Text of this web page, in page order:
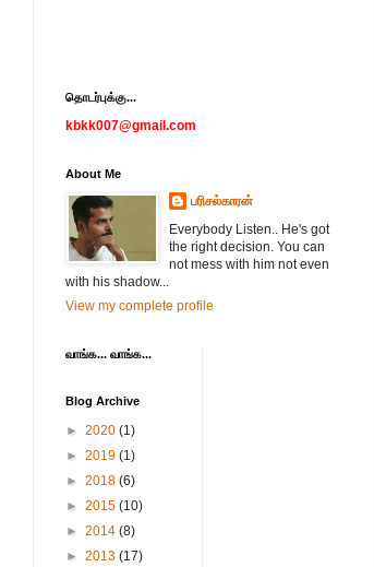
தொடர்புக்கு...
kbkk007@gmail.com
About Me
பரிசல்காரன்
Everybody Listen.. He's got
the right decision. You can
not mess with him not even
with his shadow...
View my complete profile
வாங்க... வாங்க...
Blog Archive
► 2020 (1)
► 2019 (1)
► 2018 (6)
► 2015 (10)
► 2014 (8)
► 2013 (17)